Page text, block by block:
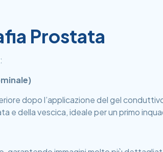
Prostata
dopo l’applicazione del gel
e della vescica, ideale per un primo